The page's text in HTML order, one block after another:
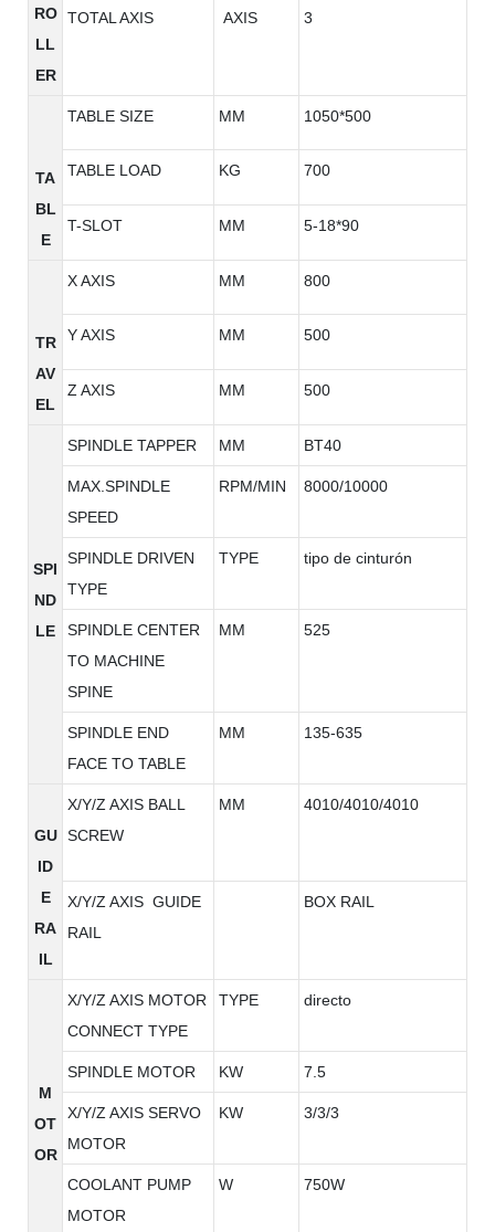
RO
LL
ER
TOTAL AXIS AXIS 3
TA
BL
E
TABLE SIZE MM 1050*500
TABLE LOAD KG 700
T-SLOT MM 5-18*90
TR
AV
EL
X AXIS MM 800
Y AXIS MM 500
Z AXIS MM 500
SPI
ND
LE
SPINDLE TAPPER MM BT40
MAX.SPINDLE
SPEED
RPM/MIN 8000/10000
SPINDLE DRIVEN
TYPE
TYPE tipo de cinturón
SPINDLE CENTER
TO MACHINE
SPINE
MM 525
SPINDLE END
FACE TO TABLE
MM 135-635
GU
ID
E
RA
IL
X/Y/Z AXIS BALL
SCREW
MM 4010/4010/4010
X/Y/Z AXIS GUIDE
RAIL
BOX RAIL
M
OT
OR
X/Y/Z AXIS MOTOR
CONNECT TYPE
TYPE directo
SPINDLE MOTOR KW 7.5
X/Y/Z AXIS SERVO
MOTOR
KW 3/3/3
COOLANT PUMP
MOTOR
W 750W